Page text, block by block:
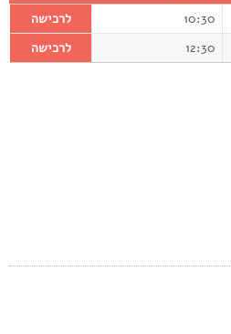
10:30
לרכישה
12:30 לרכישה